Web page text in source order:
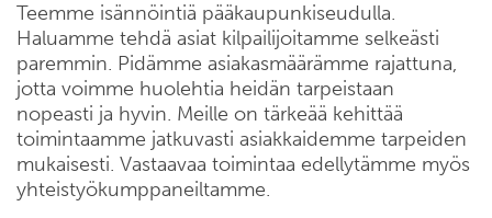
Teemme isännöintiä pääkaupunkiseudulla.
Haluamme tehdä asiat kilpailijoitamme selkeästi
paremmin. Pidämme asiakasmäärämme rajattuna,
jotta voimme huolehtia heidän tarpeistaan
nopeasti ja hyvin. Meille on tärkeää kehittää
toimintaamme jatkuvasti asiakkaidemme tarpeiden
mukaisesti. Vastaavaa toimintaa edellytämme myös
yhteistyökumppaneiltamme.